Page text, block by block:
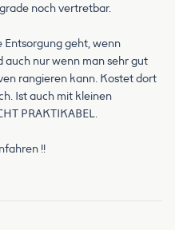
noch vertretbar.
geht, wenn
auch nur wenn man sehr gut
rangieren kann. Kostet dort
Ist auch mit kleinen
PRAKTIKABEL.
!!